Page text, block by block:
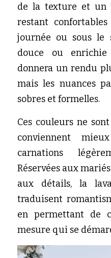
de la texture et un
restant
journée ou sous le
douce ou
donnera un rendu
mais les nuances
sobres et formelles.
Ces couleurs ne
conviennent
carnations
Réservées aux
aux détails, la
traduisent
en permettant de
mesure qui se